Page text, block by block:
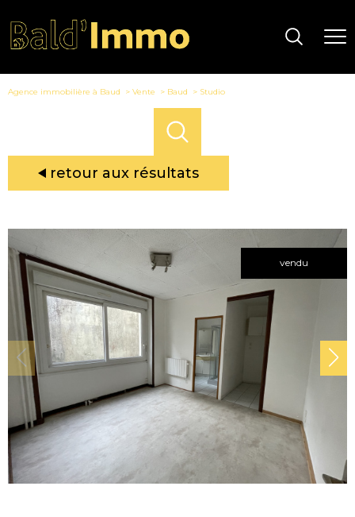
Agence immobilière à Baud Vente Baud Studio
retour aux résultats
vendu